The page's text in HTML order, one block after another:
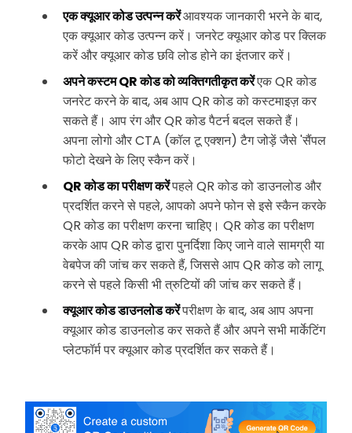
एक क्यूआर कोड उत्पन्न करेंआवश्यक जानकारी भरने के बाद,
एक क्यूआर कोड उत्पन्न करें। जनरेट क्यूआर कोड पर क्लिक
करें और क्यूआर कोड छवि लोड होने का इंतजार करें।
अपने कस्टम QR कोड को व्यक्तिगतीकृत करेंएक QR कोड
जनरेट करने के बाद, अब आप QR कोड को कस्टमाइज़ कर
सकते हैं। आप रंग और QR कोड पैटर्न बदल सकते हैं।
अपना लोगो और CTA (कॉल टू एक्शन) टैग जोड़ें जैसे 'सैंपल
फोटो देखने के लिए स्कैन करें।
QR कोड का परीक्षण करेंपहले QR कोड को डाउनलोड और
प्रदर्शित करने से पहले, आपको अपने फोन से इसे स्कैन करके
QR कोड का परीक्षण करना चाहिए। QR कोड का परीक्षण
करके आप QR कोड द्वारा पुनर्दिशा किए जाने वाले सामग्री या
वेबपेज की जांच कर सकते हैं, जिससे आप QR कोड को लागू
करने से पहले किसी भी त्रुटियों की जांच कर सकते हैं।
क्यूआर कोड डाउनलोड करेंपरीक्षण के बाद, अब आप अपना
क्यूआर कोड डाउनलोड कर सकते हैं और अपने सभी मार्केटिंग
प्लेटफॉर्म पर क्यूआर कोड प्रदर्शित कर सकते हैं।